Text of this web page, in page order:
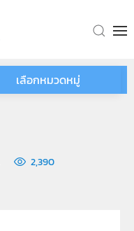
เลือกหมวดหมู่
2,390